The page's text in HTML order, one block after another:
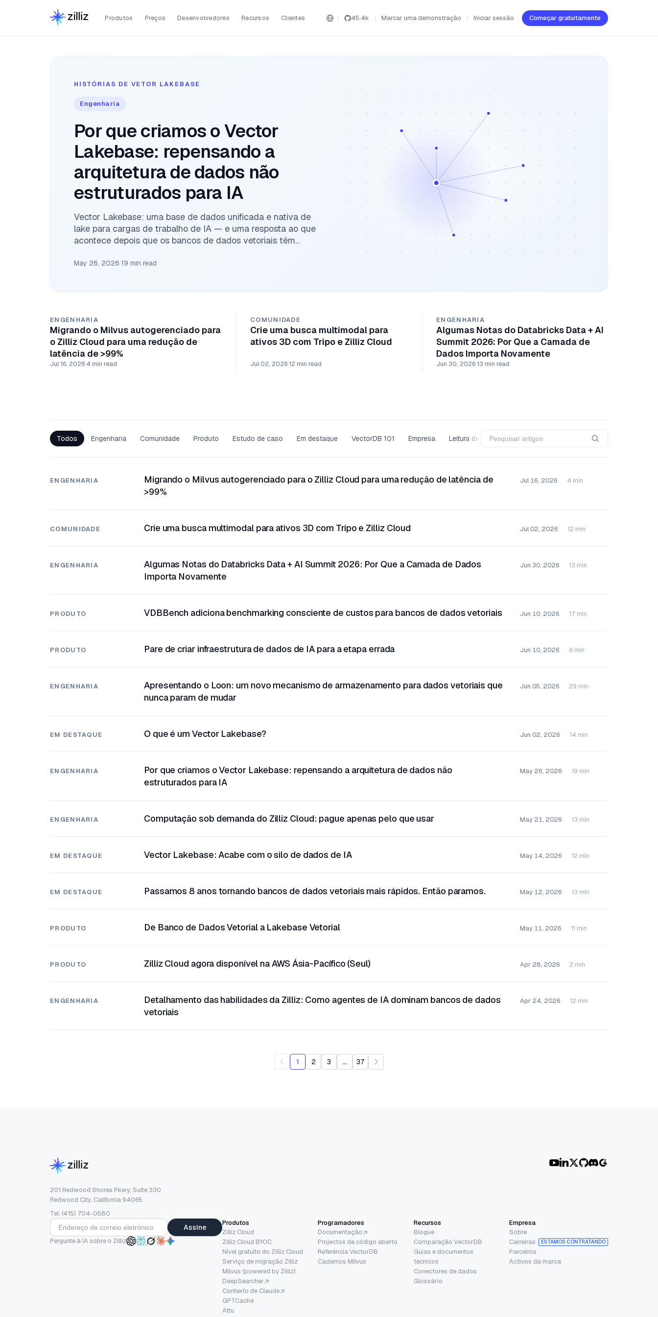
Produtos Preços Desenvolvedores Recursos Clientes 45.4k Marcar uma demonstração Iniciar sessão Começar gratuitamente
HISTÓRIAS DE VETOR LAKEBASE
Engenharia
Por que criamos o Vector
Lakebase: repensando a
arquitetura de dados não
estruturados para IA
Vector Lakebase: uma base de dados unificada e nativa de
lake para cargas de trabalho de IA — e uma resposta ao que
acontece depois que os bancos de dados vetoriais têm
May 26, 2026·19 min read
ENGENHARIA
Migrando o Milvus autogerenciado para
o Zilliz Cloud para uma redução de
latência de >99%
Jul 16, 2026·4 min read
COMUNIDADE
Crie uma busca multimodal para
ativos 3D com Tripo e Zilliz Cloud
Jul 02, 2026·12 min read
ENGENHARIA
Algumas Notas do Databricks Data + AI
Summit 2026: Por Que a Camada de
Dados Importa Novamente
Jun 30, 2026·13 min read
Todos Engenharia Comunidade Produto Estudo de caso Em destaque VectorDB 101 Empresa Leitura de Artigos
ENGENHARIA
Migrando o Milvus autogerenciado para o Zilliz Cloud para uma redução de latência de
>99%
Jul 16, 2026 4 min
COMUNIDADE Crie uma busca multimodal para ativos 3D com Tripo e Zilliz Cloud Jul 02, 2026 12 min
ENGENHARIA
Algumas Notas do Databricks Data + AI Summit 2026: Por Que a Camada de Dados
Importa Novamente
Jun 30, 2026 13 min
PRODUTO VDBBench adiciona benchmarking consciente de custos para bancos de dados vetoriais Jun 10, 2026 17 min
PRODUTO Pare de criar infraestrutura de dados de IA para a etapa errada Jun 10, 2026 9 min
ENGENHARIA
Apresentando o Loon: um novo mecanismo de armazenamento para dados vetoriais que
nunca param de mudar
Jun 05, 2026 29 min
EM DESTAQUE O que é um Vector Lakebase? Jun 02, 2026 14 min
ENGENHARIA
Por que criamos o Vector Lakebase: repensando a arquitetura de dados não
estruturados para IA
May 26, 2026 19 min
ENGENHARIA Computação sob demanda do Zilliz Cloud: pague apenas pelo que usar May 21, 2026 13 min
EM DESTAQUE Vector Lakebase: Acabe com o silo de dados de IA May 14, 2026 12 min
EM DESTAQUE Passamos 8 anos tornando bancos de dados vetoriais mais rápidos. Então paramos. May 12, 2026 13 min
PRODUTO De Banco de Dados Vetorial a Lakebase Vetorial May 11, 2026 11 min
PRODUTO Zilliz Cloud agora disponível na AWS Ásia-Pacífico (Seul) Apr 28, 2026 2 min
ENGENHARIA
Detalhamento das habilidades da Zilliz: Como agentes de IA dominam bancos de dados
vetoriais
Apr 24, 2026 12 min
1 2 3 ... 37
201 Redwood Shores Pkwy, Suite 330
Redwood City, California 94065
Tel: (415) 704-0580
Assine
Pergunte à IA sobre o Zilliz
Produtos
Zilliz Cloud
Zilliz Cloud BYOC
Nível gratuito do Zilliz Cloud
Serviço de migração Zilliz
Milvus (powered by Zilliz)
DeepSearcher
Contexto de Claude
GPTCache
Attu
Programadores
Documentação
Projectos de código aberto
Referência VectorDB
Cadernos Milvus
Recursos
Blogue
Comparação VectorDB
Guias e documentos
técnicos
Conectores de dados
Glossário
Empresa
Sobre
Carreiras
ESTAMOS CONTRATANDO
Parceiros
Activos da marca